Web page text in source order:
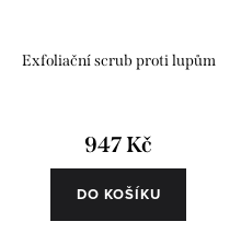
Exfoliační scrub proti lupům
947 Kč
DO KOŠÍKU